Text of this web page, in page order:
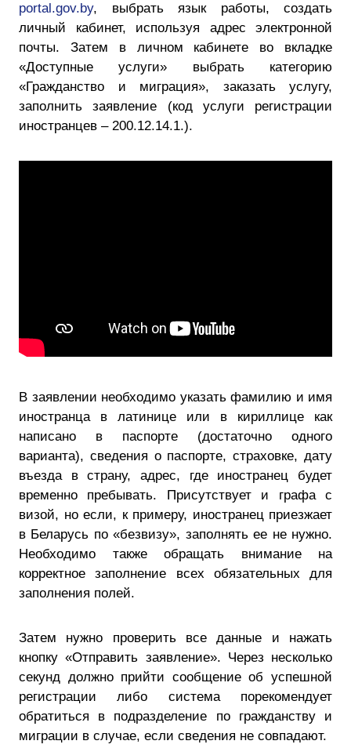
portal.gov.by, выбрать язык работы, создать
личный кабинет, используя адрес электронной
почты. Затем в личном кабинете во вкладке
«Доступные услуги» выбрать категорию
«Гражданство и миграция», заказать услугу,
заполнить заявление (код услуги регистрации
иностранцев – 200.12.14.1.).
В заявлении необходимо указать фамилию и имя
иностранца в латинице или в кириллице как
написано в паспорте (достаточно одного
варианта), сведения о паспорте, страховке, дату
въезда в страну, адрес, где иностранец будет
временно пребывать. Присутствует и графа с
визой, но если, к примеру, иностранец приезжает
в Беларусь по «безвизу», заполнять ее не нужно.
Необходимо также обращать внимание на
корректное заполнение всех обязательных для
заполнения полей.
Затем нужно проверить все данные и нажать
кнопку «Отправить заявление». Через несколько
секунд должно прийти сообщение об успешной
регистрации либо система порекомендует
обратиться в подразделение по гражданству и
миграции в случае, если сведения не совпадают.